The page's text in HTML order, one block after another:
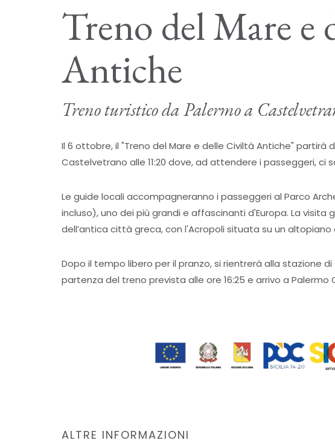
Treno del Mare e
Antiche
Treno turistico da Palermo a
Il 6 ottobre, il "Treno del Mare e delle Civiltà Antiche" partirà
Castelvetrano alle 11:20 dove, ad attendere i passeggeri, ci
Le guide locali accompagneranno i passeggeri al Parco
incluso), uno dei più grandi e affascinanti d'Europa. La
dell’antica città greca, con l'Acropoli situata su un
Dopo il tempo libero per il pranzo, si rientrerà alla stazione
partenza del treno prevista alle ore 16:25 e arrivo a Palermo
ALTRE INFORMAZIONI